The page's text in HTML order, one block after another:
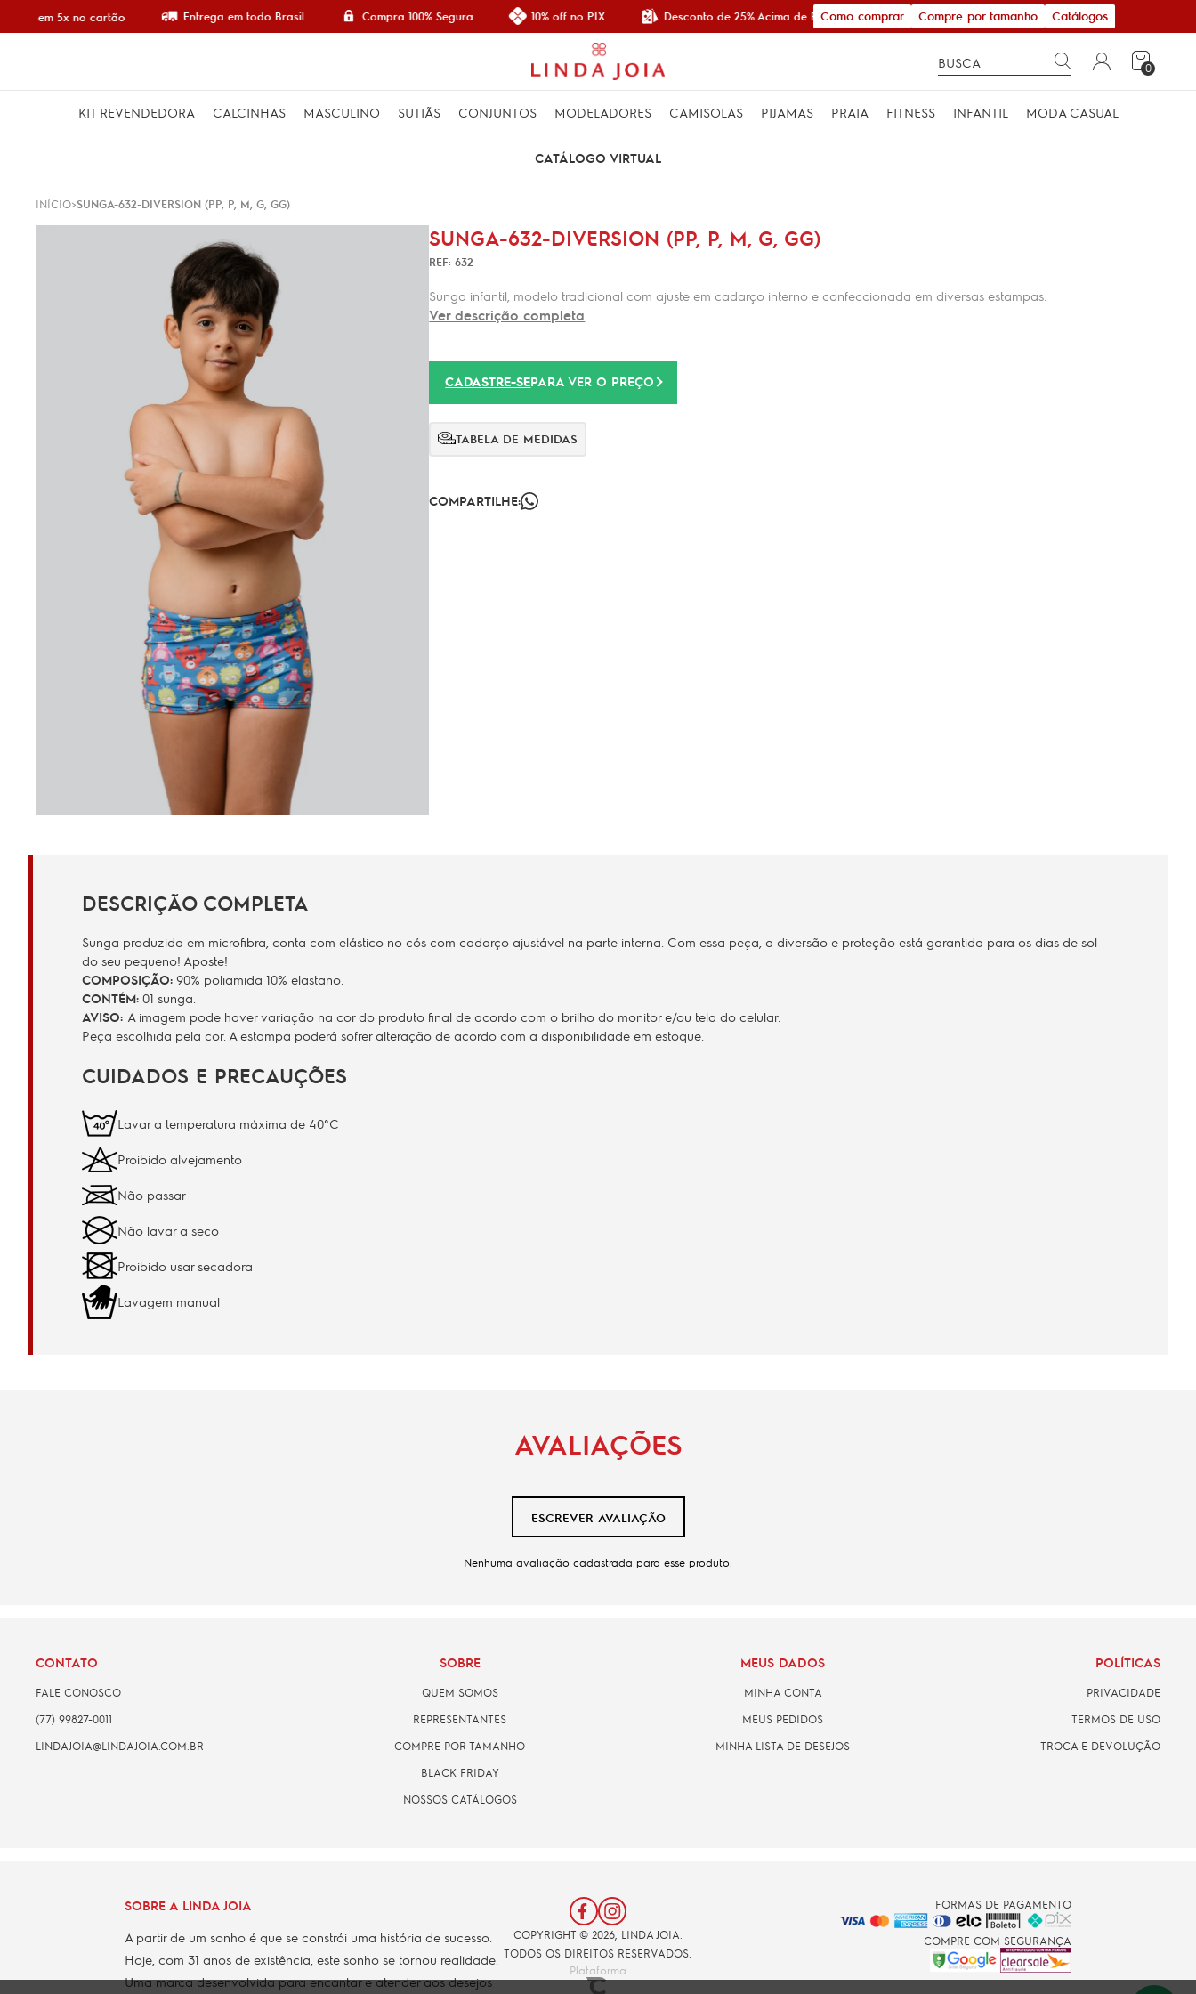
em 5x no cartão Entrega em todo Brasil Compra 100% Segura 10% off no PIX Desconto de 25% Acima de R$ 600,00Como comprar Compre por tamanho Catálogos
0
KIT REVENDEDORA CALCINHAS MASCULINO SUTIÃS CONJUNTOS MODELADORES CAMISOLAS PIJAMAS PRAIA FITNESS INFANTIL MODA CASUAL
CATÁLOGO VIRTUAL
INÍCIO SUNGA-632-DIVERSION (PP, P, M, G, GG)
SUNGA-632-DIVERSION (PP, P, M, G, GG)
REF: 632
Sunga infantil, modelo tradicional com ajuste em cadarço interno e confeccionada em diversas estampas.
Ver descrição completa
CADASTRE-SEPARA VER O PREÇO
TABELA DE MEDIDAS
COMPARTILHE:
DESCRIÇÃO COMPLETA
Sunga produzida em microfibra, conta com elástico no cós com cadarço ajustável na parte interna. Com essa peça, a diversão e proteção está garantida para os dias de sol
do seu pequeno! Aposte!
COMPOSIÇÃO: 90% poliamida 10% elastano.
CONTÉM: 01 sunga.
AVISO: A imagem pode haver variação na cor do produto final de acordo com o brilho do monitor e/ou tela do celular.
Peça escolhida pela cor. A estampa poderá sofrer alteração de acordo com a disponibilidade em estoque.
CUIDADOS E PRECAUÇÕES
Lavar a temperatura máxima de 40°C
Proibido alvejamento
Não passar
Não lavar a seco
Proibido usar secadora
Lavagem manual
AVALIAÇÕES
ESCREVER AVALIAÇÃO
Nenhuma avaliação cadastrada para esse produto.
CONTATO
FALE CONOSCO
(77) 99827-0011
LINDAJOIA@LINDAJOIA.COM.BR
SOBRE
QUEM SOMOS
REPRESENTANTES
COMPRE POR TAMANHO
BLACK FRIDAY
NOSSOS CATÁLOGOS
MEUS DADOS
MINHA CONTA
MEUS PEDIDOS
MINHA LISTA DE DESEJOS
POLÍTICAS
PRIVACIDADE
TERMOS DE USO
TROCA E DEVOLUÇÃO
SOBRE A LINDA JOIA
A partir de um sonho é que se constrói uma história de sucesso.
Hoje, com 31 anos de existência, este sonho se tornou realidade.
Uma marca desenvolvida para encantar e atender aos desejos
COPYRIGHT © 2026, LINDA JOIA.
TODOS OS DIREITOS RESERVADOS.
Plataforma
FORMAS DE PAGAMENTO
COMPRE COM SEGURANÇA